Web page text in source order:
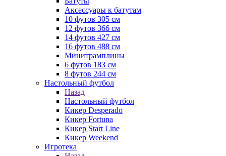
Аксессуары к батутам
10 футов 305 см
12 футов 366 см
14 футов 427 см
16 футов 488 см
Минитрамплины
6 футов 183 см
8 футов 244 см
Настольный футбол
Назад
Настольный футбол
Кикер Desperado
Кикер Fortuna
Кикер Start Line
Кикер Weekend
Игротека